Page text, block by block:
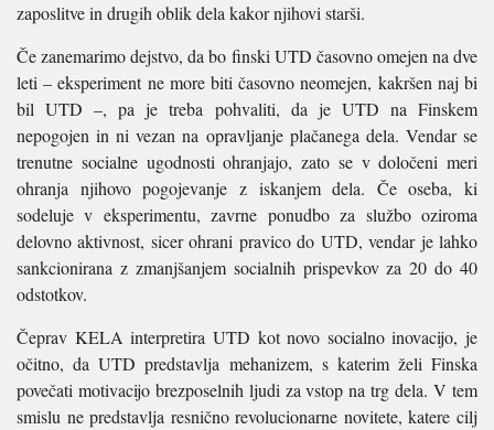
zaposlitve in drugih oblik dela kakor njihovi starši.
Če zanemarimo dejstvo, da bo finski UTD časovno omejen na dve
leti – eksperiment ne more biti časovno neomejen, kakršen naj bi
bil UTD –, pa je treba pohvaliti, da je UTD na Finskem
nepogojen in ni vezan na opravljanje plačanega dela. Vendar se
trenutne socialne ugodnosti ohranjajo, zato se v določeni meri
ohranja njihovo pogojevanje z iskanjem dela. Če oseba, ki
sodeluje v eksperimentu, zavrne ponudbo za službo oziroma
delovno aktivnost, sicer ohrani pravico do UTD, vendar je lahko
sankcionirana z zmanjšanjem socialnih prispevkov za 20 do 40
odstotkov.
Čeprav KELA interpretira UTD kot novo socialno inovacijo, je
očitno, da UTD predstavlja mehanizem, s katerim želi Finska
povečati motivacijo brezposelnih ljudi za vstop na trg dela. V tem
smislu ne predstavlja resnično revolucionarne novitete, katere cilj